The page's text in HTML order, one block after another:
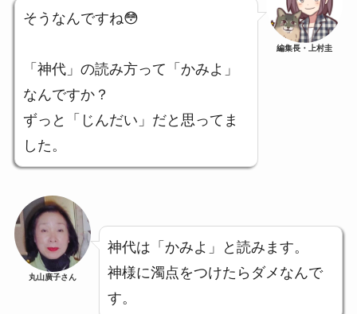
そうなんですね😳
「神代」の読み方って「かみよ」
なんですか？
ずっと「じんだい」だと思ってま
した。
編集長・上村圭
丸山廣子さん
神代は「かみよ」と読みます。
神様に濁点をつけたらダメなんで
す。